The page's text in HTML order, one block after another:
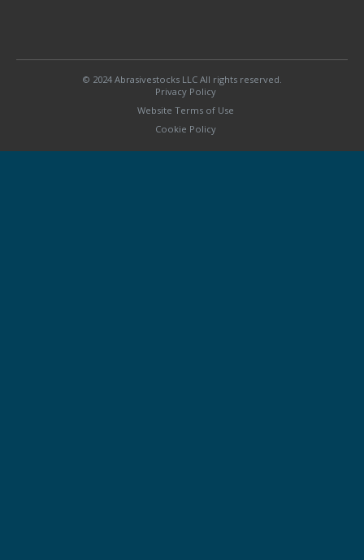
© 2024 Abrasivestocks LLC All rights reserved.
Privacy Policy
Website Terms of Use
Cookie Policy